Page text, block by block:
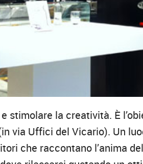
stimolare la creatività. È
via Uffici del Vicario). Un
che raccontano l’anima